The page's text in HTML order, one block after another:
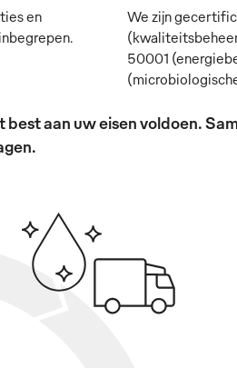
en
We zijn
50001
aan uw eisen voldoen.